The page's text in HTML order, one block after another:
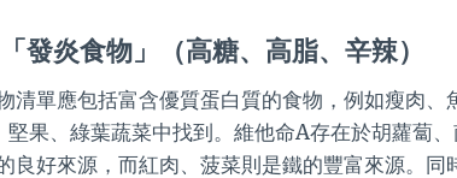
發炎食物」（高糖、高脂、辛辣）
清單應包括富含優質蛋白質的食物，例如瘦肉、
果、綠葉蔬菜中找到。維他命A存在於胡蘿蔔
良好來源，而紅肉、菠菜則是鐵的豐富來源。同